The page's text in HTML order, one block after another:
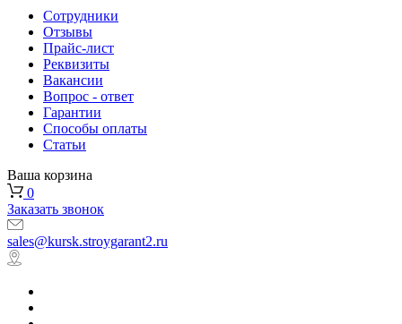
Сотрудники
Отзывы
Прайс-лист
Реквизиты
Вакансии
Вопрос - ответ
Гарантии
Способы оплаты
Статьи
Ваша корзина
0
Заказать звонок
sales@kursk.stroygarant2.ru